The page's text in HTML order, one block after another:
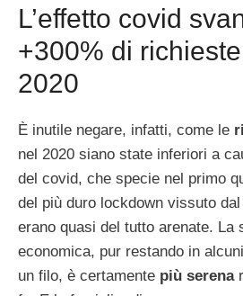
L’effetto covid
+300% di
2020
È inutile negare, infatti, come le
nel 2020 siano state inferiori a
del covid, che specie nel primo
del più duro lockdown vissuto
erano quasi del tutto arenate. La
economica, pur restando in
un filo, è certamente più serena